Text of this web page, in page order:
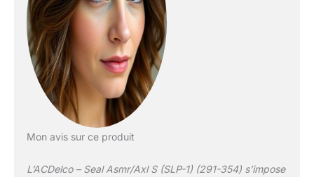
et sont soutenues par
General Motors GM
Engineers conçoit et
validez les pièces
d'origine spécifiquement
pour votre véhicule
Chevrolet, Buick, GMC
pour intégrer de
Mon avis sur ce produit
L’ACDelco – Seal Asmr/Axl S (SLP-1) (291-354) s’impose